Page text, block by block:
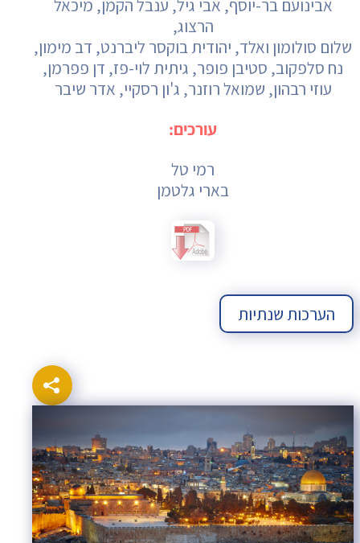
הערכות שנתיות
אבינועם בר-יוסף, אבי גיל, ענבל הקמן, מיכאל
הרצוג,
שלום סולומון ואלד, יהודית בוקסר ליברנט, דב מימון,
נח סלפקוב, סטיבן פופר, גיתית לוי-פז, דן פפרמן,
עוזי רבהון, שמואל רוזנר, ג'ון רסקיי, אדר שיבר
עורכים:
רמי טל
בארי גלטמן